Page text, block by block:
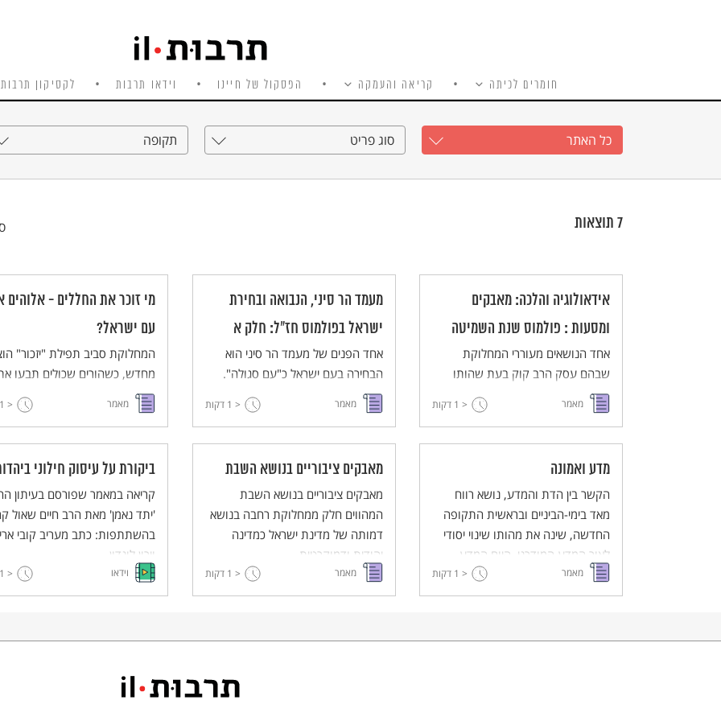
חומרים לכיתה קריאה והעמקה הפסקול של חיינו וידאו תרבות לקסיקון
כל האתר סוג פריט תקופה
7 תוצאות
אידאולוגיה והלכה: מאבקים
ומסעות : פולמוס שנת השמיטה
אחד הנושאים מעוררי המחלוקת
שבהם עסק הרב קוק בעת שהותו
ביפו היה שנת השמיטה.
מאמר < 1 דקות
מעמד הר סיני, הנבואה ובחירת
ישראל בפולמוס חז"ל: חלק א
אחד הפנים של מעמד הר סיני הוא
הבחירה בעם ישראל כ"עם סגולה".
מתוך בחירה זו, עולה גם נושא
הנבואה, שיוחדה לעם ישראל. המאמר
חלק זה של המאמר דן באופיה של
התגלות ה' במעמד הר סיני, כפי
שמתבטא במקרא עצמו ובמדרש
הפרשני.
מאמר < 1 דקות
מי זוכר את החללים - אלוהים
עם ישראל?
המחלוקת סביב תפילת "יזכור"
מחדש, כשהורים שכולים תבעו
החזרת הנוסח המקורי של ברל
"יזכור עם ישראל" במקום הנוסח
"יזכור", טקסט מכונן שהסערה
היא נייר הלקמוס של הציבוריות
הישראלית.
מאמר < 1
מדע ואמונה
הקשר בין הדת והמדע, נושא רווח
מאד בימי-הביניים ובראשית התקופה
החדשה, שינה את מהותו שינוי יסודי
לאור המדע המודרני. היום המדע
והאמונה זרים זה לזה לחלוטין.
מאמר < 1 דקות
מאבקים ציבוריים בנושא השבת
מאבקים ציבוריים בנושא השבת
המהווים חלק ממחלוקת רחבה בנושא
דמותה של מדינת ישראל כמדינה
יהודית ודמוקרטית.
מאמר < 1 דקות
ביקורת על עיסוק חילוני
קריאה במאמר שפורסם בעיתון
'יתד נאמן' מאת הרב חיים שאול
בהשתתפות: כתב מעריב קובי
וירון לונדון.
וידאו < 1